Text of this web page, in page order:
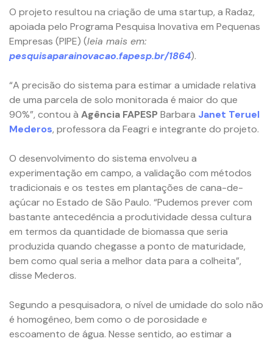
O projeto resultou na criação de uma startup, a Radaz,
apoiada pelo Programa Pesquisa Inovativa em Pequenas
Empresas (PIPE) (leia mais em:
pesquisaparainovacao.fapesp.br/1864).
“A precisão do sistema para estimar a umidade relativa
de uma parcela de solo monitorada é maior do que
90%”, contou à Agência FAPESP Barbara Janet Teruel
Mederos, professora da Feagri e integrante do projeto.
O desenvolvimento do sistema envolveu a
experimentação em campo, a validação com métodos
tradicionais e os testes em plantações de cana-de-
açúcar no Estado de São Paulo. “Pudemos prever com
bastante antecedência a produtividade dessa cultura
em termos da quantidade de biomassa que seria
produzida quando chegasse a ponto de maturidade,
bem como qual seria a melhor data para a colheita”,
disse Mederos.
Segundo a pesquisadora, o nível de umidade do solo não
é homogêneo, bem como o de porosidade e
escoamento de água. Nesse sentido, ao estimar a